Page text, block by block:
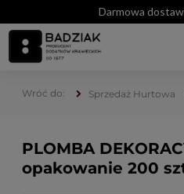
Darmowa
Sprzedaż Hurtowa
PLOMBA
opakowanie 200